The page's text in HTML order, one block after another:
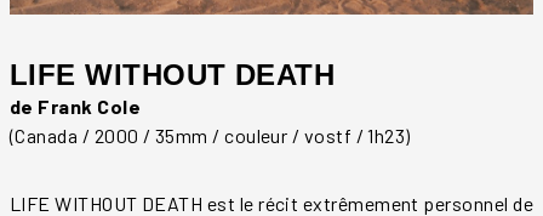
LIFE WITHOUT DEATH
de Frank Cole
(Canada / 2000 / 35mm / couleur / vostf / 1h23)
LIFE WITHOUT DEATH est le récit extrêmement personnel de